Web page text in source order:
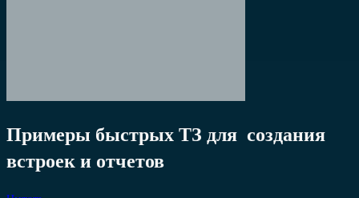
Примеры быстрых ТЗ для создания
встроек и отчетов